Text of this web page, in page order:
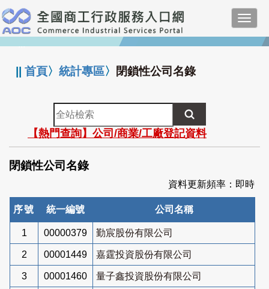
跳
到
主
要
:::
||首頁〉統計專區〉 閉鎖性公司名錄
全
站
檢
索
【熱門查詢】公司/商業/工廠登記資料
閉鎖性公司名錄
資料更新頻率：即時
序號 統一編號 公司名稱
1 00000379 勤宸股份有限公司
2 00001449 嘉霆投資股份有限公司
3 00001460 量子鑫投資股份有限公司